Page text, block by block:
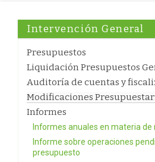
Intervención General
Presupuestos
Liquidación Presupuestos
Auditoría de cuentas y
Modificaciones
Informes
Informes anuales en materia de
Informe sobre operaciones
presupuesto